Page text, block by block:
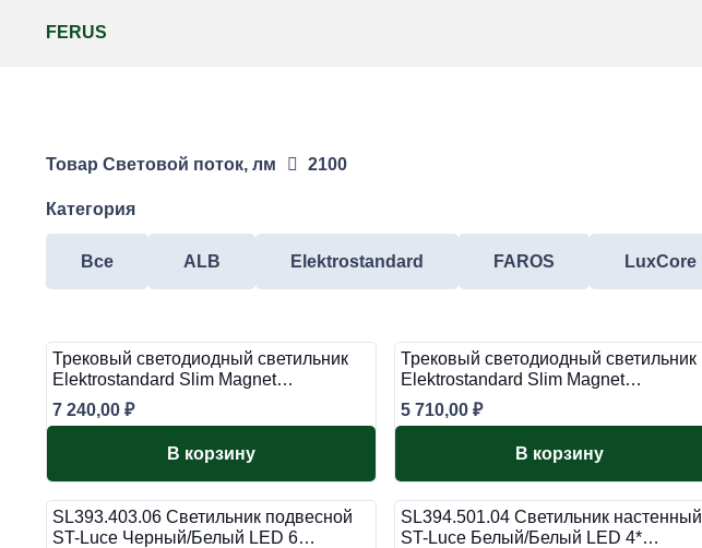
FERUS
Товар Световой поток, лм 2100
Категория
Все ALB Elektrostandard FAROS LuxCore
Трековый светодиодный светильник
Elektrostandard Slim Magnet…
7 240,00 ₽
В корзину
Трековый светодиодный светильник
Elektrostandard Slim Magnet…
5 710,00 ₽
В корзину
SL393.403.06 Светильник подвесной
ST-Luce Черный/Белый LED 6…
SL394.501.04 Светильник настенный
ST-Luce Белый/Белый LED 4*…